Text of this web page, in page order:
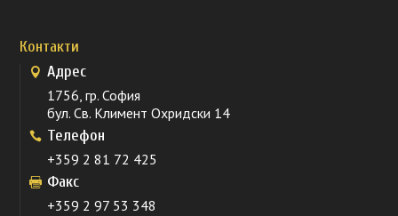
Контакти
Адрес
1756, гр. София
бул. Св. Климент Охридски 14
Телефон
+359 2 81 72 425
Факс
+359 2 97 53 348